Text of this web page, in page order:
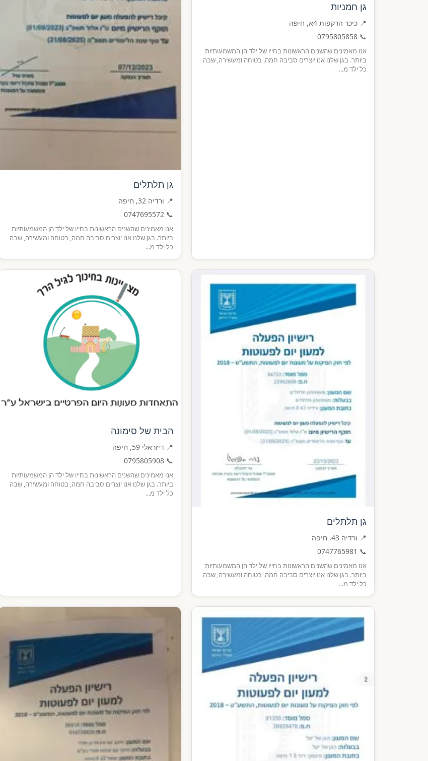
גן חמניות
📍 כיכר הרקפות 4א, חיפה
📞
0795805858
אנו מאמינים שהשנים הראשונות בחייו של ילד הן המשמעותיות
ביותר. בגן שלנו אנו יוצרים סביבה חמה, בטוחה ומעשירה, שבה
כל ילד מ...
גן תלתלים
📍 ורדיה 32, חיפה
📞
0747695572
אנו מאמינים שהשנים הראשונות בחייו של ילד הן המשמעותיות
ביותר. בגן שלנו אנו יוצרים סביבה חמה, בטוחה ומעשירה, שבה
כל ילד מ...
גן תלתלים
📍 ורדיה 43, חיפה
📞
0747765981
אנו מאמינים שהשנים הראשונות בחייו של ילד הן המשמעותיות
ביותר. בגן שלנו אנו יוצרים סביבה חמה, בטוחה ומעשירה, שבה
כל ילד מ...
הבית של סימונה
📍 דיזראלי 59, חיפה
📞
0795805908
אנו מאמינים שהשנים הראשונות בחייו של ילד הן המשמעותיות
ביותר. בגן שלנו אנו יוצרים סביבה חמה, בטוחה ומעשירה, שבה
כל ילד מ...